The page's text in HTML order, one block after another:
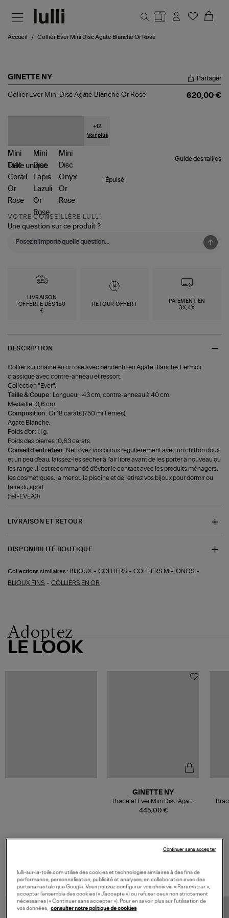
Accueil Collier Ever Mini Disc Agate Blanche Or Rose
GINETTE NY
Collier
Rose
Partager
Collier Ever Mini Disc Agate Blanche Or Rose 620,00 €
+12
Voir plus
Guide des tailles
Taille unique
Épuisé
VOTRE CONSEILLÈRE LULLI
Une question sur ce produit ?
LIVRAISON
OFFERTE DÈS 150
€
RETOUR OFFERT
PAIEMENT EN
3X,4X
DESCRIPTION
Collier sur chaîne en or rose avec pendentif en Agate Blanche. Fermoir
classique avec contre-anneau et ressort.
Collection "Ever".
Taille & Coupe :
Longueur : 43 cm, contre-anneau à 40 cm.
Médaille : 0,6 cm.
Composition :Or 18 carats (750 millièmes).
Agate Blanche.
Poids d'or : 1,1 g.
Poids des pierres : 0,63 carats.
Conseil d'entretien : Nettoyez vos bijoux régulièrement avec un chiffon doux
et un peu d'eau, laissez-les sécher à l'air libre avant de les porter à nouveau ou
les ranger. Il est recommandé d'éviter le contact avec les produits ménagers,
les cosmétiques, la mer ou la piscine et de retirez vos bijoux pour dormir ou
faire du sport.
(ref-EVEA3)
LIVRAISON ET RETOUR
DISPONIBILITÉ BOUTIQUE
Collections similaires : BIJOUX -COLLIERS -COLLIERS MI-LONGS -
BIJOUX FINS -COLLIERS EN OR
Adoptez
LE LOOK
445,00 €
GINETTE NY
Bracelet Ever Mini Disc Agate
Blanche Or Rose
lulli-sur-la-toile.com utilise des cookies et technologies similaires à des fins de
performance, personnalisation, publicité et analyses, en collaboration avec des
partenaires tels que Google. Vous pouvez configurer vos choix via « Paramétrer »,
accepter l’ensemble des cookies (« J’accepte ») ou refuser ceux non strictement
nécessaires (« Continuer sans accepter »). Pour en savoir plus sur l’utilisation de
vos données, consulter notre politique de cookies
Continuer sans accepter